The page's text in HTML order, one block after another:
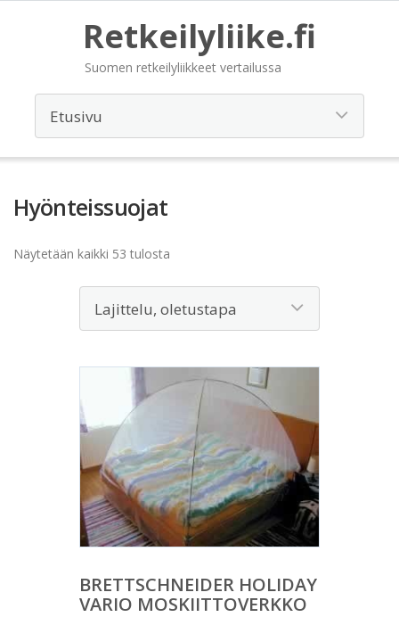
Retkeilyliike.fi
Suomen retkeilyliikkeet vertailussa
Hyönteissuojat
Näytetään kaikki 53 tulosta
BRETTSCHNEIDER HOLIDAY
VARIO MOSKIITTOVERKKO